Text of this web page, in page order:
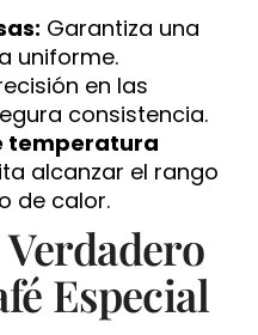
Garantiza una
uniforme.
en las
consistencia.
temperatura
alcanzar el rango
de calor.
Especial